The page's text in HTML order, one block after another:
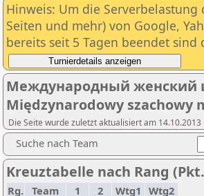
Hinweis: Um die
Seiten und mehr) von Google,
bereits seit 5 Tagen beendet
Международный
Międzynarodowy szachowy
Die Seite wurde zuletzt aktualisiert am
Suche nach Team
Kreuztabelle nach Rang
Rg. Team 1 2 Wtg1
Wtg2